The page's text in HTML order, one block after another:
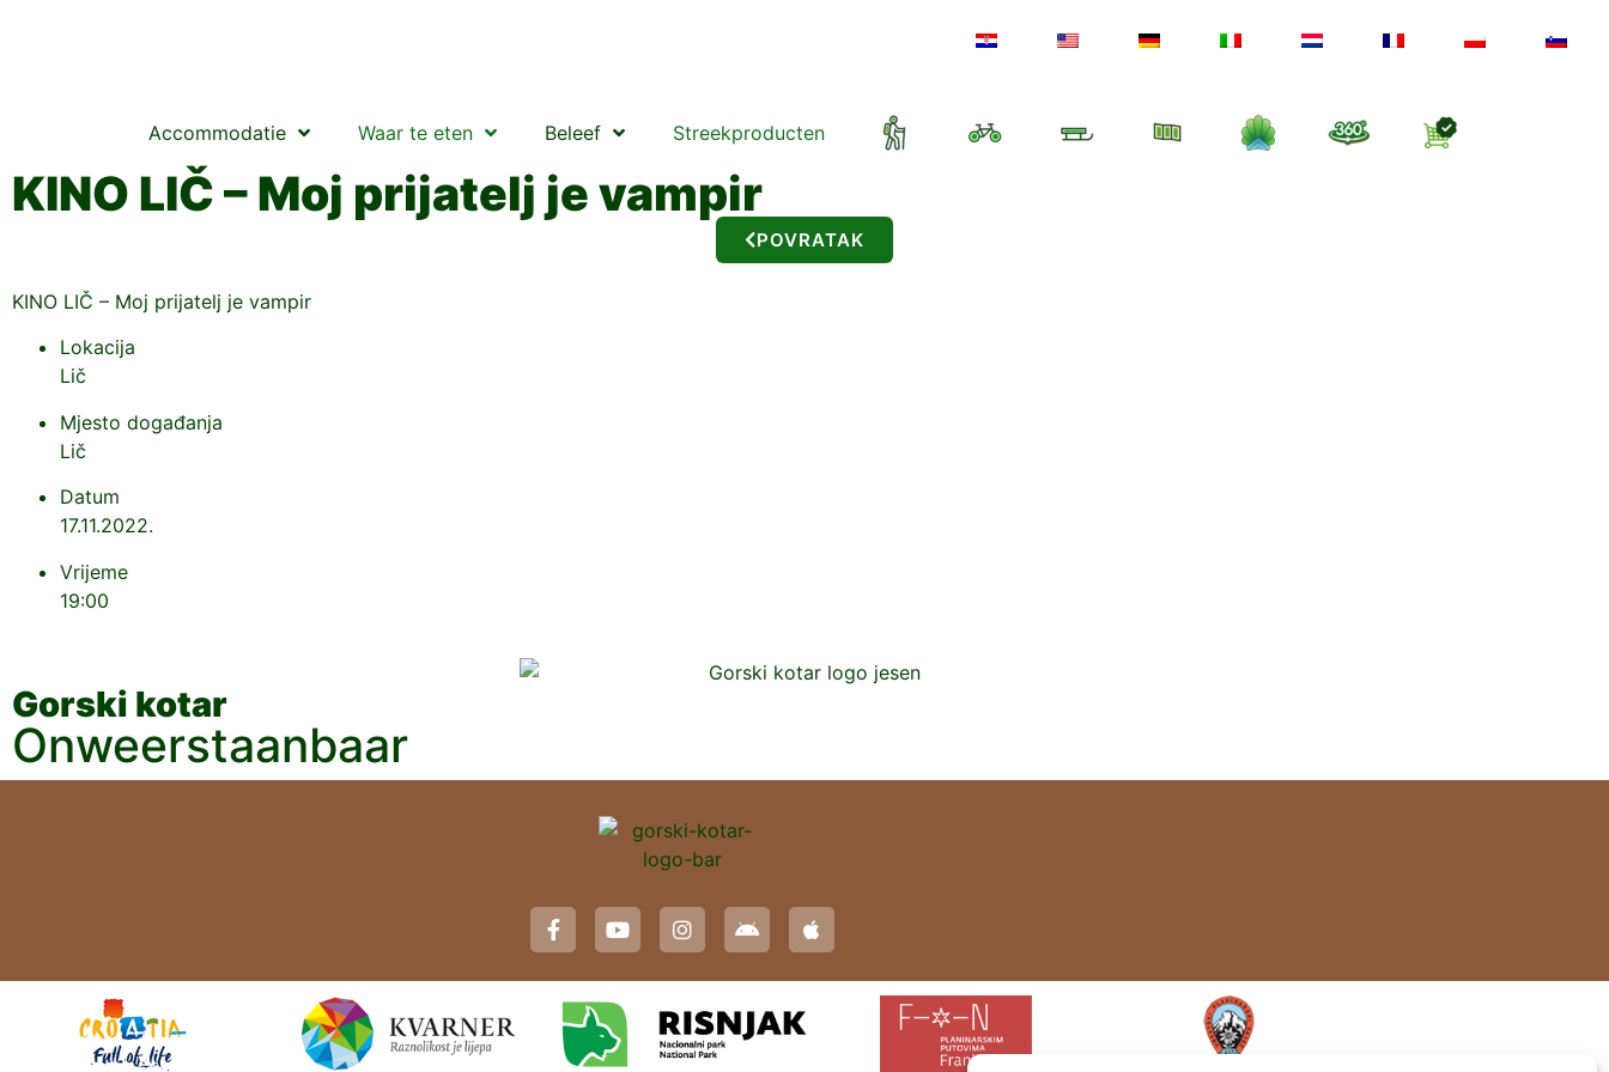
Accommodatie Waar te eten Beleef Streekproducten
KINO LIČ – Moj prijatelj je vampir
POVRATAK
KINO LIČ – Moj prijatelj je vampir
Lokacija
Lič
Mjesto događanja
Lič
Datum
17.11.2022.
Vrijeme
19:00
Gorski kotar
Onweerstaanbaar